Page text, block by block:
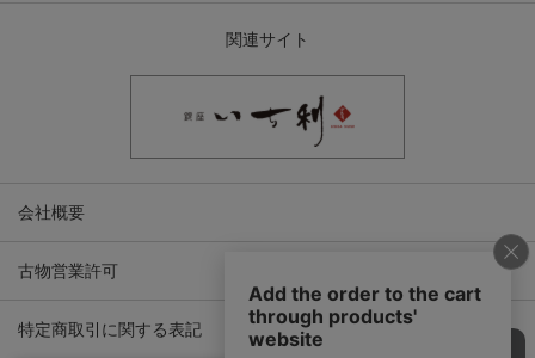
関連サイト
会社概要
古物営業許可
特定商取引に関する表記